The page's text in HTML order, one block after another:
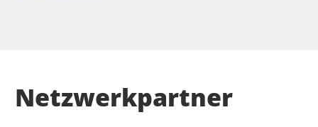
Netzwerkpartner